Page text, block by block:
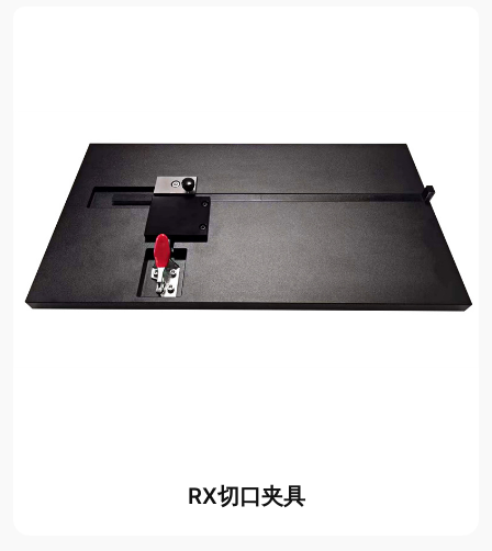
RX切口夹具